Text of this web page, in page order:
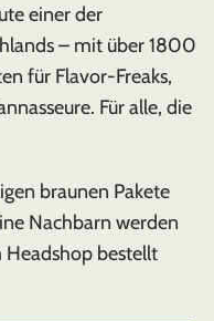
einer der
– mit über 1800
für Flavor-Freaks,
Für alle, die
braunen Pakete
Nachbarn werden
Headshop bestellt